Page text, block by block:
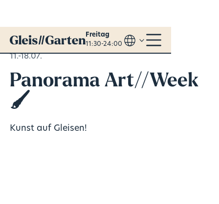
Freitag
11:30-24:00
11.-18.07.
Panorama Art//Week
🖌️
Kunst auf Gleisen!